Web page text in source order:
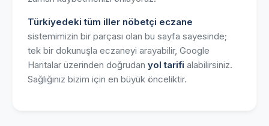
Türkiyedeki tüm iller nöbetçi eczane
sistemimizin bir parçası olan bu sayfa sayesinde;
tek bir dokunuşla eczaneyi arayabilir, Google
Haritalar üzerinden doğrudan yol tarifi alabilirsiniz.
Sağlığınız bizim için en büyük önceliktir.